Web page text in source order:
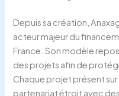
Depuis sa création,
acteur majeur du
France. Son modèle
des projets afin de
Chaque projet présent
partenariat étroit avec